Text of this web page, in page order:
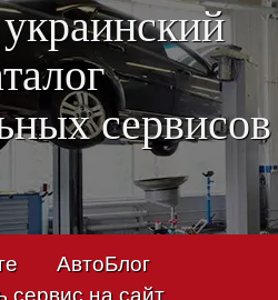
сервисов
АвтоБлог
сервис на сайт